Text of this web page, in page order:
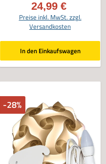
Verkaufspreis:
24,99 €
Preise inkl. MwSt. zzgl.
Versandkosten
In den Einkaufswagen
-28%